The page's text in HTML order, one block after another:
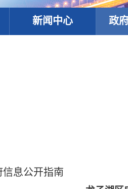
新闻中心 政
息公开指南